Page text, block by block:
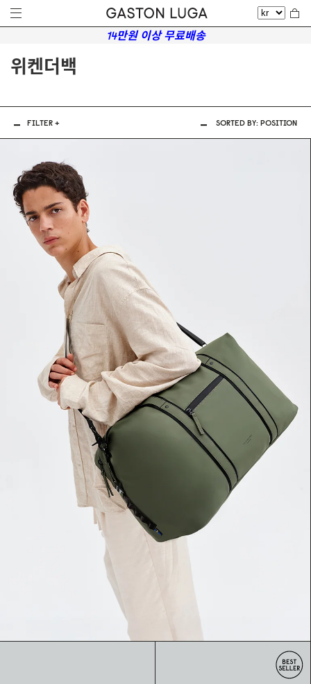
14만원 이상 무료배송
위켄더백
FILTER + SORTED BY: POSITION